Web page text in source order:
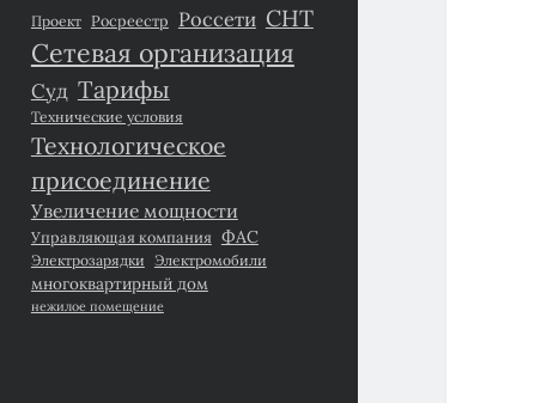
Проект Росреестр Россети СНТ
Сетевая организация
Суд Тарифы
Технические условия
Технологическое
присоединение
Увеличение мощности
Управляющая компания ФАС
Электрозарядки Электромобили
многоквартирный дом
нежилое помещение